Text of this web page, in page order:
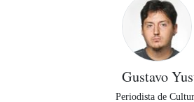
Gustavo
Periodista de